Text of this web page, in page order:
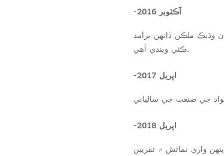
- آڪٽوبر 2016
کاتي جو قيام هو، ۽ اسان کي ڪاربان فائبر پراڊڪٽ جا 4 پيٽنٽ ۽ ٽريڊ مارڪ مليا. اسان جي پراڊڪٽ دنيا جي 20 کان وڌيڪ ملڪن ڏانهن برآمد
ڪئي ويندي آهي.
- اپريل 2017
- اپريل 2018
واري نمائش ۾ تقريبن